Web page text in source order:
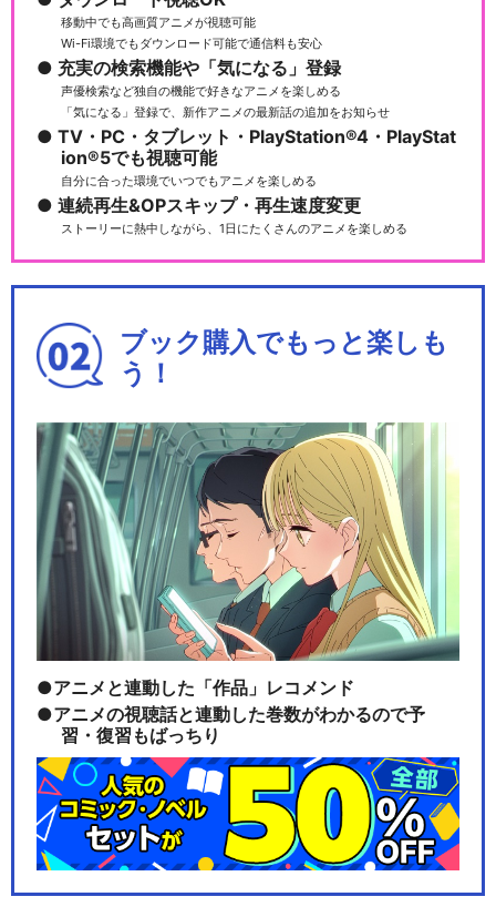
移動中でも高画質アニメが視聴可能
Wi-Fi環境でもダウンロード可能で通信料も安心
充実の検索機能や「気になる」登録
声優検索など独自の機能で好きなアニメを楽しめる
「気になる」登録で、新作アニメの最新話の追加をお知らせ
TV・PC・タブレット・PlayStation®4・PlayStat
ion®5でも視聴可能
自分に合った環境でいつでもアニメを楽しめる
連続再生&OPスキップ・再生速度変更
ストーリーに熱中しながら、1日にたくさんのアニメを楽しめる
ブック購入でもっと楽しも
う！
アニメと連動した「作品」レコメンド
アニメの視聴話と連動した巻数がわかるので予
習・復習もばっちり